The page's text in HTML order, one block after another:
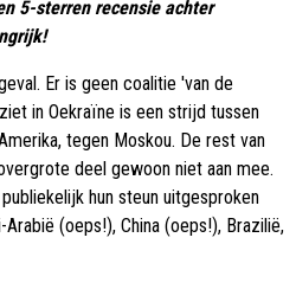
5-sterren recensie achter
Er is geen coalitie 'van de
in Oekraïne is een strijd tussen
tegen Moskou. De rest van
deel gewoon niet aan mee.
hun steun uitgesproken
Arabië (oeps!), China (oeps!), Brazilië,